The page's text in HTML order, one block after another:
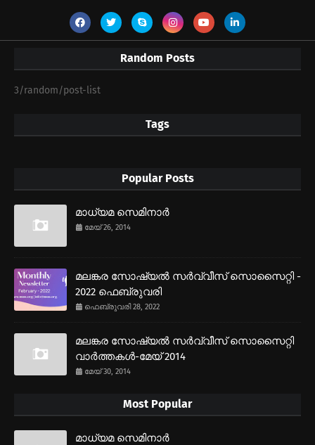
Random Posts
3/random/post-list
Tags
Popular Posts
മാധ്യമ സെമിനാര്‍
മേയ് 26, 2014
മലങ്കര സോഷ്യല്‍ സര്‍വ്വീസ് സൊസൈറ്റി -
2022 ഫെബ്രുവരി
ഫെബ്രുവരി 28, 2022
മലങ്കര സോഷ്യല്‍ സര്‍വ്വീസ് സൊസൈറ്റി
വാര്‍ത്തകള്‍-മേയ് 2014
മേയ് 30, 2014
Most Popular
മാധ്യമ സെമിനാര്‍